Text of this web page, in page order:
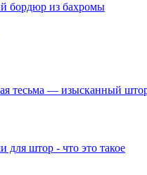
бордюр из бахромы
тесьма — изысканный
для штор - что это такое